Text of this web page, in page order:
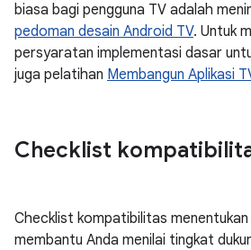
biasa bagi pengguna TV adalah
pedoman desain Android TV. Untuk
persyaratan implementasi dasar
juga pelatihan Membangun Aplikasi
Checklist
Checklist kompatibilitas
membantu Anda menilai tingkat